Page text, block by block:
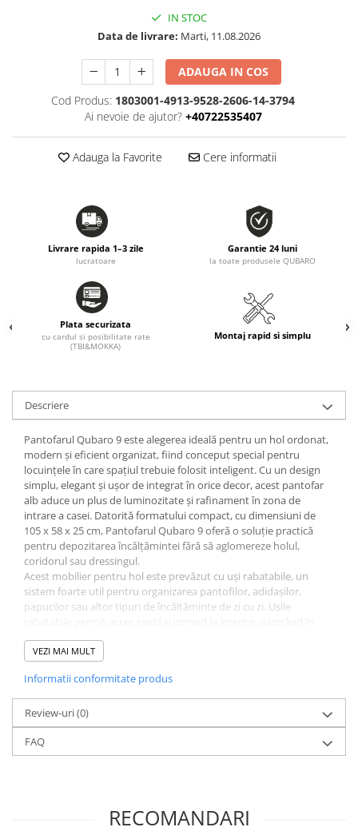
IN STOC
Data de livrare: Marti, 11.08.2026
ADAUGA IN COS
Cod Produs: 1803001-4913-9528-2606-14-3794
Ai nevoie de ajutor? +40722535407
Adauga la Favorite Cere informatii
Livrare rapida 1–3 zile
lucratoare
Garantie 24 luni
la toate produsele QUBARO
Plata securizata
cu cardul si posibilitate rate
(TBI&MOKKA)
Montaj rapid si simplu
Descriere
Pantofarul Qubaro 9 este alegerea ideală pentru un hol ordonat,
modern și eficient organizat, fiind conceput special pentru
locuințele în care spațiul trebuie folosit inteligent. Cu un design
simplu, elegant și ușor de integrat în orice decor, acest pantofar
alb aduce un plus de luminozitate și rafinament în zona de
intrare a casei. Datorită formatului compact, cu dimensiuni de
105 x 58 x 25 cm, Pantofarul Qubaro 9 oferă o soluție practică
pentru depozitarea încălțămintei fără să aglomereze holul,
coridorul sau dressingul.
Acest mobilier pentru hol este prevăzut cu uși rabatabile, un
sistem foarte util pentru organizarea pantofilor, adidașilor,
papucilor sau altor tipuri de încălțăminte de zi cu zi. Ușile
același timp un aspect curat și minimalist la exterior. Adâncimea
de 25 cm îl face potrivit inclusiv pentru spații înguste,
contează. Înălțimea de 105 cm și lățimea de aproximativ 58-60 cm
oferă un echilibru excelent între capacitatea de depozitare și
amprenta redusă la sol.
Un atu important al Pantofarului Qubaro 9 este materialul de
calitate: PAL melaminat marca Kronospan, recunoscut pentru
rezistență, stabilitate și aspect uniform. Suprafața melaminată
un design practic, creat pentru nevoile reale ale unei locuințe
VEZI MAI MULT
Informatii conformitate produs
Review-uri(0)
FAQ
RECOMANDARI